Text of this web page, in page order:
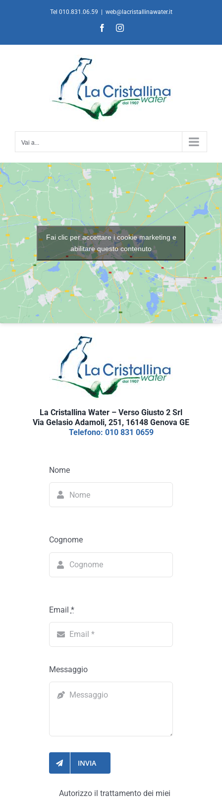
Tel 010.831.06.59 web@lacristallinawater.it
FacebookInstagram
Vai a...
Fai clic per accettare i cookie marketing e
abilitare questo contenuto
La Cristallina Water – Verso Giusto 2 Srl
Via Gelasio Adamoli, 251, 16148 Genova GE
Telefono: 010 831 0659
Nome
Cognome
Email *
Messaggio
INVIA
Autorizzo il trattamento dei miei